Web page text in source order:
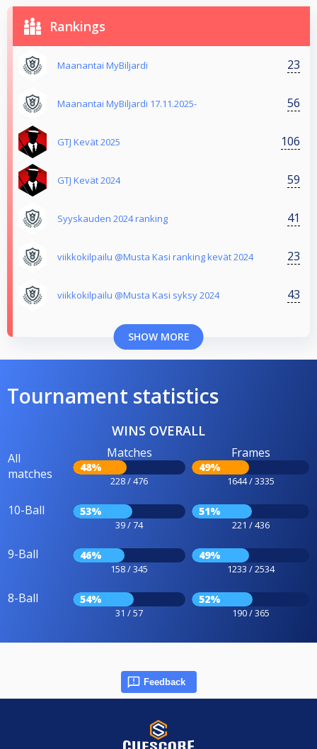
Rankings
Maanantai MyBiljardi 23
Maanantai MyBiljardi 17.11.2025- 56
GTJ Kevät 2025 106
GTJ Kevät 2024 59
Syyskauden 2024 ranking 41
viikkokilpailu @Musta Kasi ranking kevät 2024 23
viikkokilpailu @Musta Kasi syksy 2024 43
SHOW MORE
Tournament statistics
WINS OVERALL
All
matches
Matches
48%
228 / 476
Frames
49%
1644 / 3335
10-Ball 53%
39 / 74
51%
221 / 436
9-Ball 46%
158 / 345
49%
1233 / 2534
8-Ball 54%
31 / 57
52%
190 / 365
Feedback